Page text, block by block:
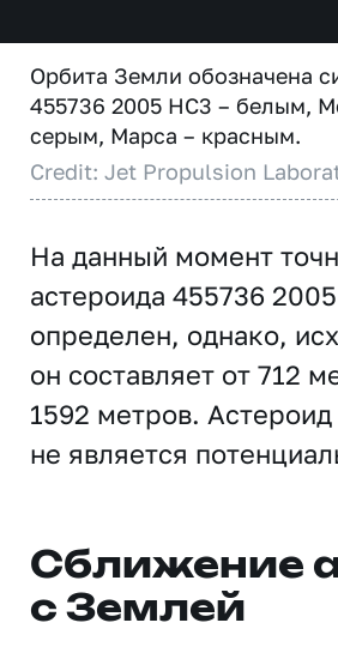
Орбита Земли обозначена
455736 2005 HC3 – белым,
серым, Марса – красным.
Credit: Jet Propulsion
На данный момент
астероида 455736
определен, однако,
он составляет от 712
1592 метров.
не является
Сближение
с Землей